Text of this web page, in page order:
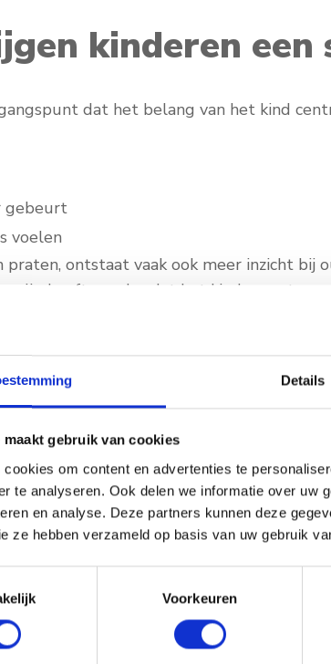
Details
maakt gebruik van cookies
cookies om content en advertenties te
te analyseren. Ook delen we informatie over uw
en analyse. Deze partners kunnen deze
ze hebben verzameld op basis van uw gebruik
Voorkeuren
kinderen een
dat het belang van het kind
gebeurt
voelen
ontstaat vaak ook meer inzicht bij
heeft, zonder dat het kind
dit voor ouders?
spannend zijn. Veelgehoorde zorgen
om te horen
Bij MH Scheiden begeleiden
van een
ouderschapsplan